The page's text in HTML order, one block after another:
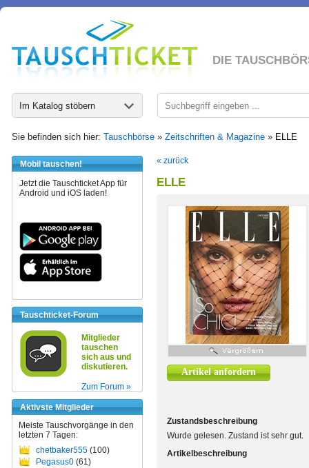
DIE
Im Katalog stöbern
Sie befinden sich hier: Tauschbörse » Zeitschriften & Magazine » ELLE
Mobil tauschen!
Jetzt die Tauschticket App für
Android und iOS laden!
Tauschticket-Forum
Mitglieder
tauschen
sich aus und
diskutieren.
Zum Forum »
Aktivste Mitglieder
Meiste Tauschvorgänge in den
letzten 7 Tagen:
chetbaker555 (100)
Pegasus0 (61)
« zurück
ELLE
Artikel anfordern
Zustandsbeschreibung
Wurde gelesen. Zustand ist sehr gut.
Artikelbeschreibung